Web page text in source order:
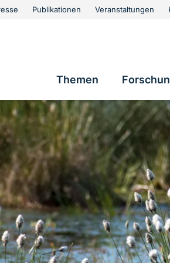
Publikationen Veranstaltungen
Themen